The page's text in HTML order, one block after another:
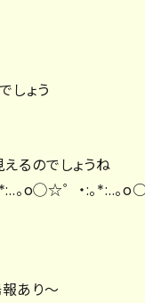
しょう
るのでしょうね
。o◯☆゜・:。*:..。
あり～